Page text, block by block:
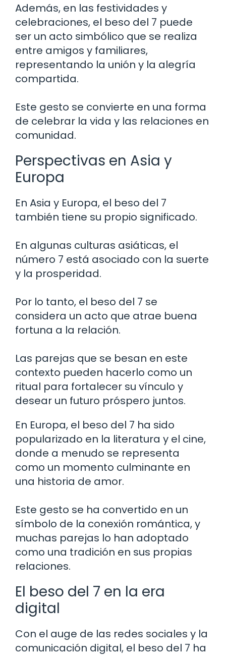
Además, en las festividades y
celebraciones, el beso del 7 puede
ser un acto simbólico que se realiza
entre amigos y familiares,
representando la unión y la alegría
compartida.
Este gesto se convierte en una forma
de celebrar la vida y las relaciones en
comunidad.
Perspectivas en Asia y
Europa
En Asia y Europa, el beso del 7
también tiene su propio significado.
En algunas culturas asiáticas, el
número 7 está asociado con la suerte
y la prosperidad.
Por lo tanto, el beso del 7 se
considera un acto que atrae buena
fortuna a la relación.
Las parejas que se besan en este
contexto pueden hacerlo como un
ritual para fortalecer su vínculo y
desear un futuro próspero juntos.
En Europa, el beso del 7 ha sido
popularizado en la literatura y el cine,
donde a menudo se representa
como un momento culminante en
una historia de amor.
Este gesto se ha convertido en un
símbolo de la conexión romántica, y
muchas parejas lo han adoptado
como una tradición en sus propias
relaciones.
El beso del 7 en la era
digital
Con el auge de las redes sociales y la
comunicación digital, el beso del 7 ha